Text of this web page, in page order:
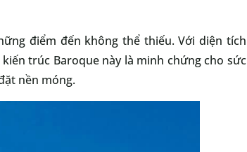
điểm đến không thể thiếu. Với diện tích
trúc Baroque này là minh chứng cho sức
nền móng.